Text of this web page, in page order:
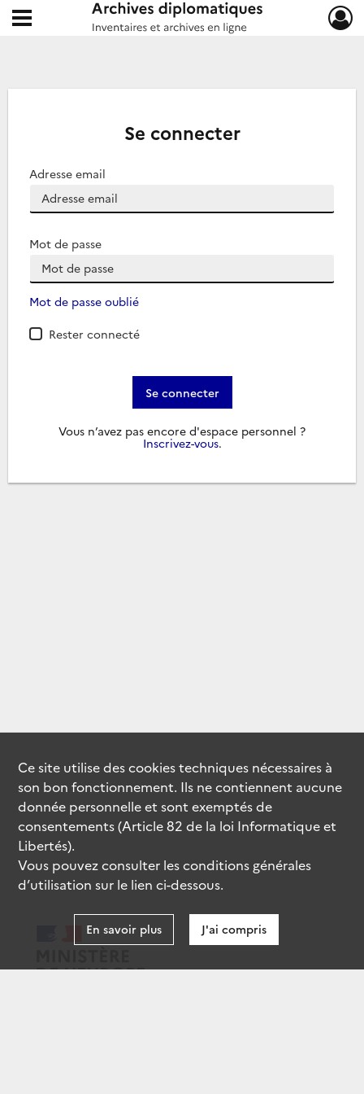
Archives diplomatiques
Ouvrir le menu déroulant
Se connecter
Adresse email
Mot de passe
Mot de passe oublié
Rester connecté
Se connecter
Vous n’avez pas encore d'espace personnel ?
Inscrivez-vous.
Ce site utilise descookiestechniques nécessaires à
son bon fonctionnement. Ils ne contiennent aucune
donnée personnelle et sont exemptés de
consentements (Article 82 de la loi Informatique et
Libertés).
Vous pouvez consulter les conditions générales
d’utilisation sur le lien ci-dessous.
En savoir plus J'ai compris